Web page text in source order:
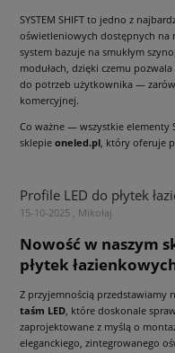
SYSTEM SHIFT to jedno z
oświetleniowych dostępnych na
system bazuje na smukłym
modułach, dzięki czemu
do potrzeb użytkownika —
komercyjnej.
Co ważne — wszystkie elementy
sklepie oneled.pl, który oferuje
Profile LED do płytek
15-10-2025 , Mikołaj
Nowość w naszym
płytek
Z przyjemnością przedstawiamy
taśm LED, które doskonale
zaprojektowane z myślą o
eleganckiego, zintegrowanego